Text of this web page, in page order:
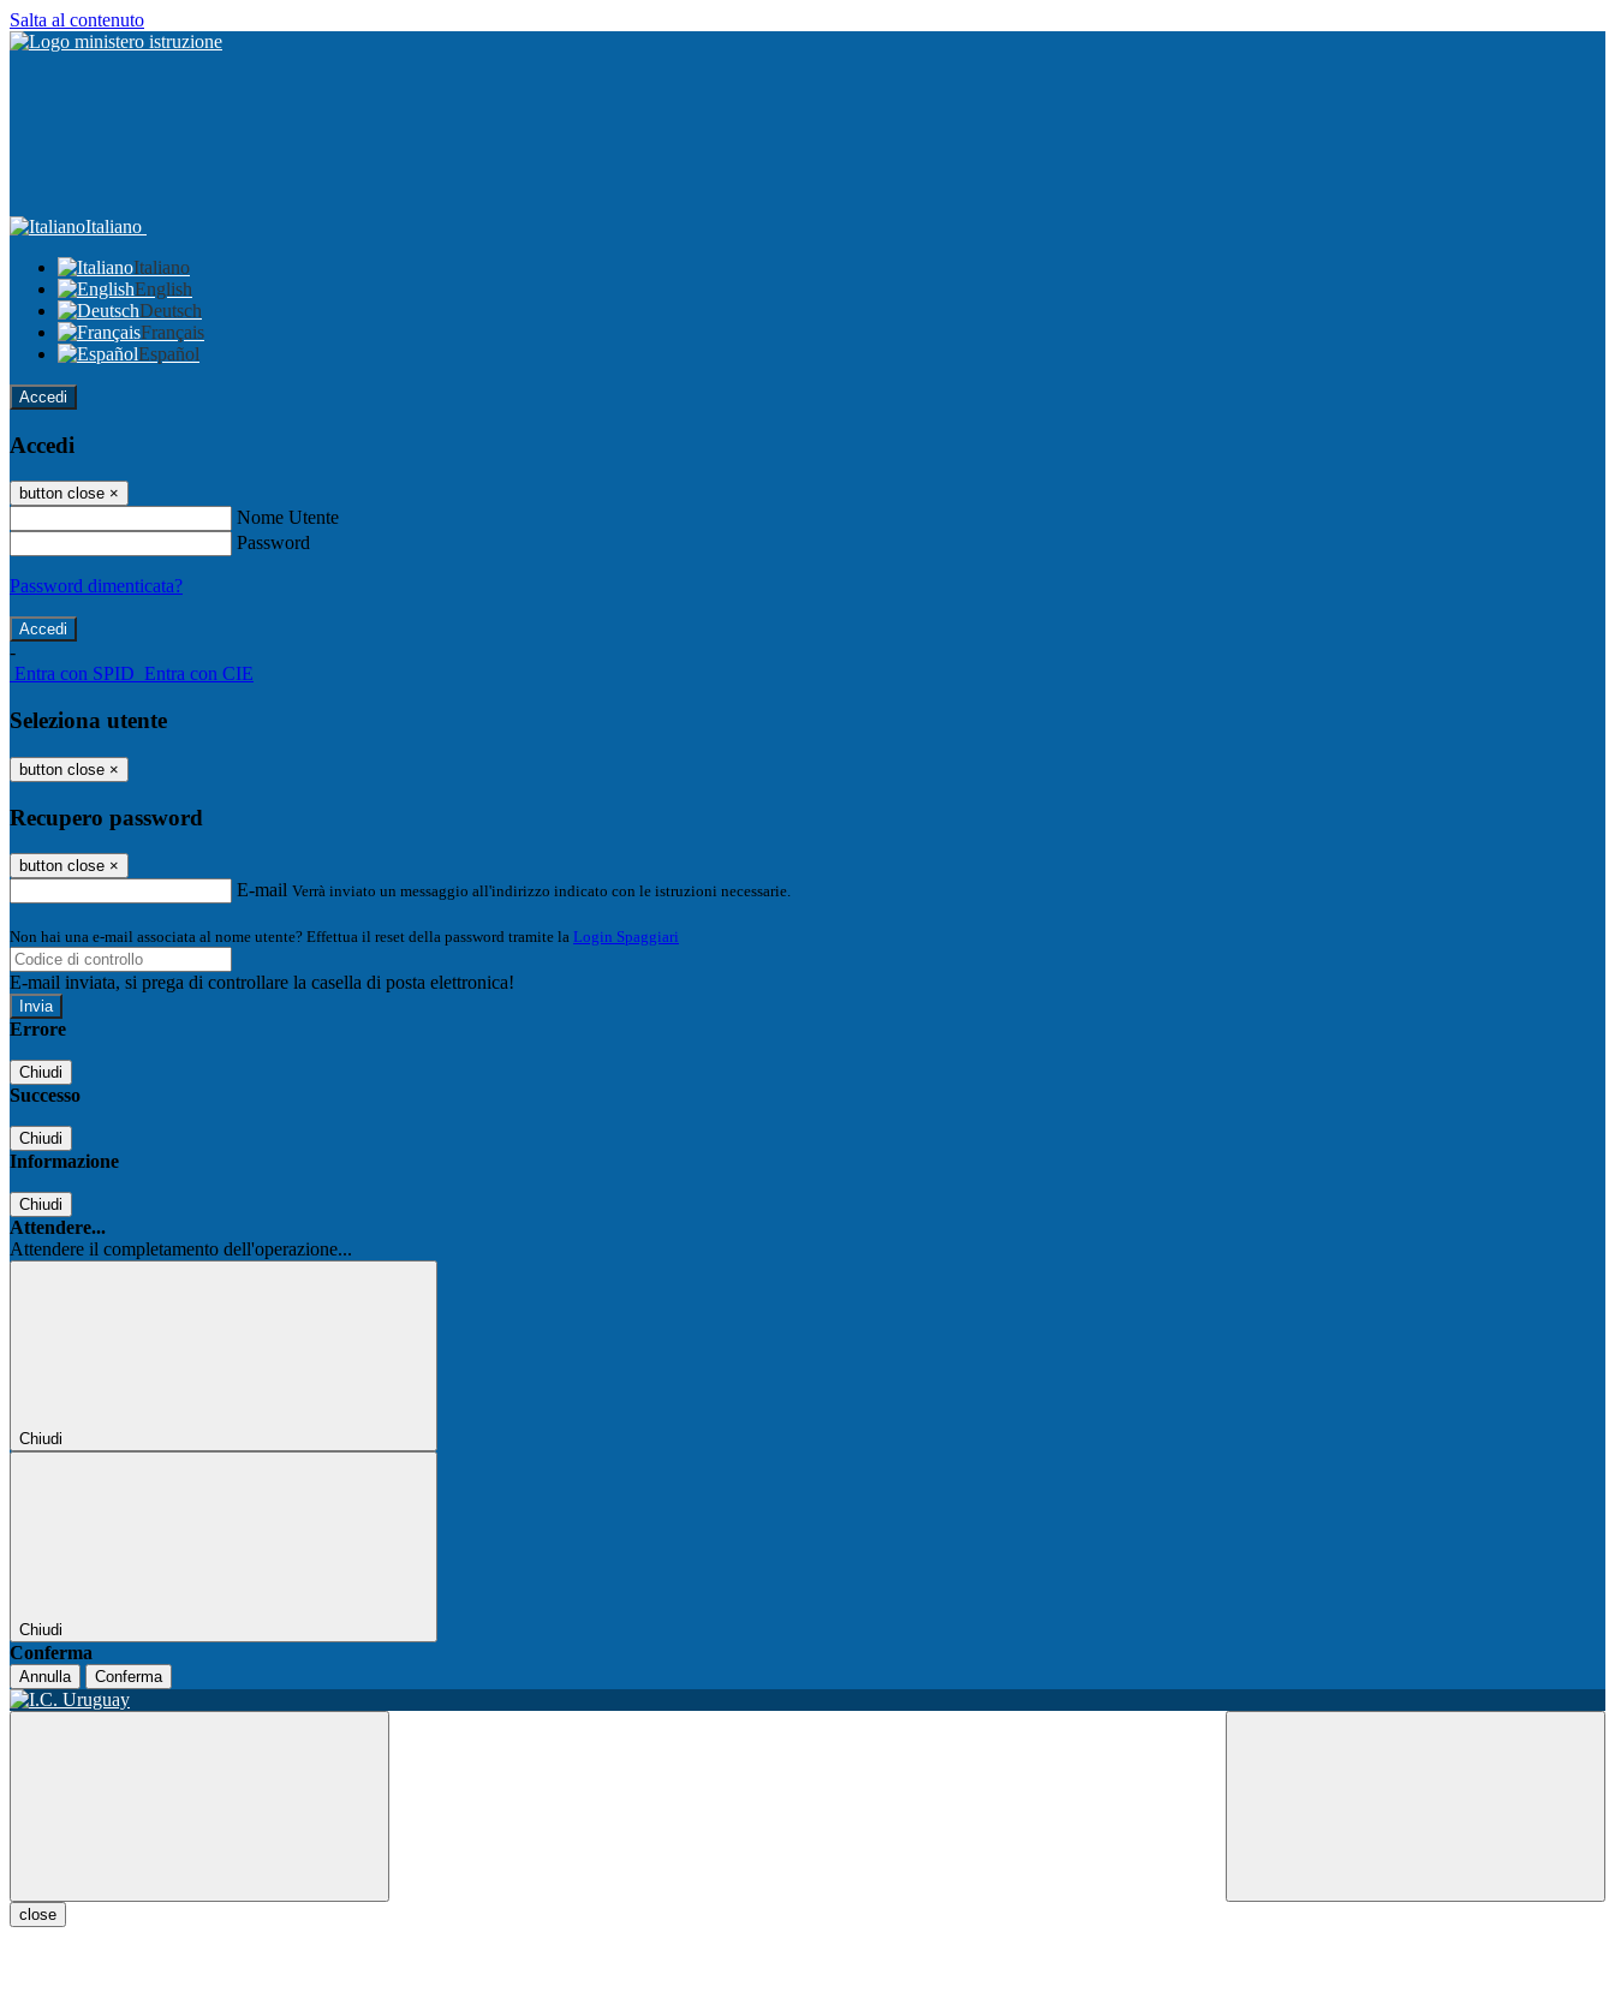
Salta al contenuto
Italiano
Italiano
English
Deutsch
Français
Español
Accedi
Accedi
button close ×
Nome Utente
Password
Password dimenticata?
-
Entra con SPID Entra con CIE
Seleziona utente
button close ×
Recupero password
button close ×
E-mail Verrà inviato un messaggio all'indirizzo indicato con le istruzioni necessarie.
Non hai una e-mail associata al nome utente? Effettua il reset della password tramite la Login Spaggiari
E-mail inviata, si prega di controllare la casella di posta elettronica!
Errore
Chiudi
Successo
Chiudi
Informazione
Chiudi
Attendere...
Attendere il completamento dell'operazione...
Chiudi
Chiudi
Conferma
Annulla Conferma
close